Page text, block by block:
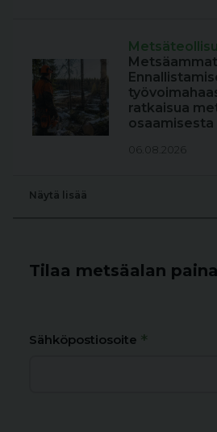
ratkaisua
osaamisesta
06.08.2026
Näytä lisää
Tilaa metsäalan
Sähköpostiosoite *